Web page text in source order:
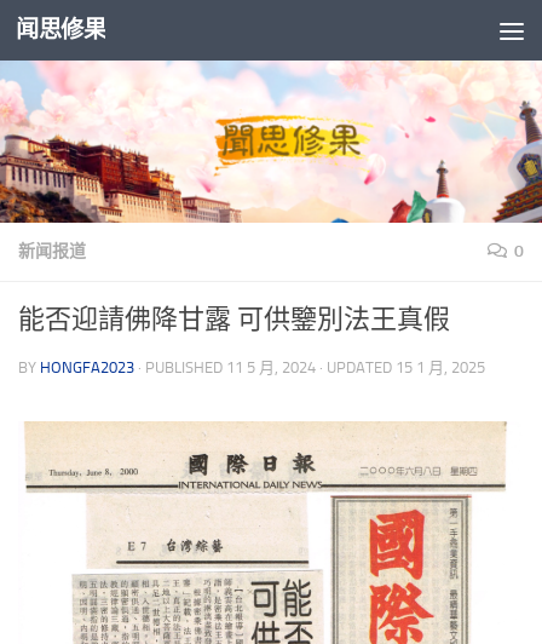
Skip to content
闻思修果
新闻报道 0
能否迎請佛降甘露 可供鑒別法王真假
BY HONGFA2023 · PUBLISHED 11 5 月, 2024 · UPDATED 15 1 月, 2025